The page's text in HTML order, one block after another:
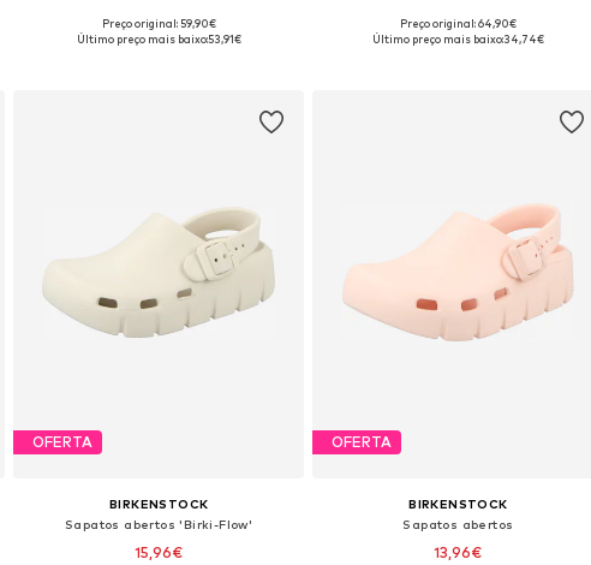
Tamanhos disponíveis: 28, 32, 34
Preço original: 59,90€
Último preço mais baixo:53,91€
Tamanhos disponíveis: 27, 34
Preço original: 64,90€
Último preço mais baixo:34,74€
OFERTA
BIRKENSTOCK
Sapatos abertos 'Birki-Flow'
15,96€
OFERTA
BIRKENSTOCK
Sapatos abertos
13,96€